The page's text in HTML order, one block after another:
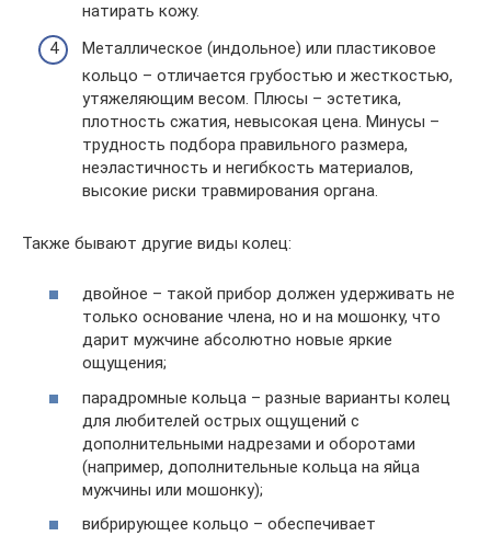
натирать кожу.
Металлическое (индольное) или пластиковое
кольцо – отличается грубостью и жесткостью,
утяжеляющим весом. Плюсы – эстетика,
плотность сжатия, невысокая цена. Минусы –
трудность подбора правильного размера,
неэластичность и негибкость материалов,
высокие риски травмирования органа.
Также бывают другие виды колец:
двойное – такой прибор должен удерживать не
только основание члена, но и на мошонку, что
дарит мужчине абсолютно новые яркие
ощущения;
парадромные кольца – разные варианты колец
для любителей острых ощущений с
дополнительными надрезами и оборотами
(например, дополнительные кольца на яйца
мужчины или мошонку);
вибрирующее кольцо – обеспечивает